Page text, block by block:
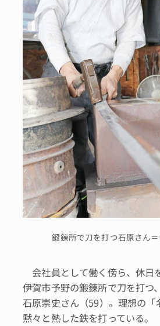
鍛錬所で刀を打つ石原さん
会社員として働く傍ら、休日
伊賀市予野の鍛錬所で刀を打つ
石原崇史さん（59）。理想の「
黙々と熱した鉄を打っている。